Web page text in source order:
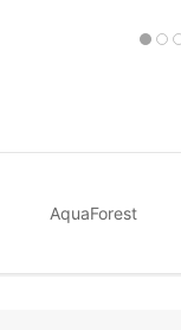
AquaForest